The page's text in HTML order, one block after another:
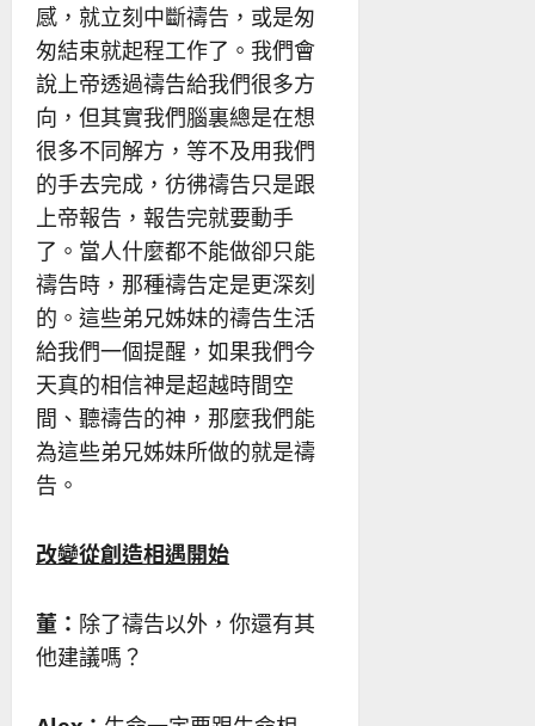
感，就立刻中斷禱告，或是匆
匆結束就起程工作了。我們會
說上帝透過禱告給我們很多方
向，但其實我們腦裏總是在想
很多不同解方，等不及用我們
的手去完成，彷彿禱告只是跟
上帝報告，報告完就要動手
了。當人什麼都不能做卻只能
禱告時，那種禱告定是更深刻
的。這些弟兄姊妹的禱告生活
給我們一個提醒，如果我們今
天真的相信神是超越時間空
間、聽禱告的神，那麼我們能
為這些弟兄姊妹所做的就是禱
告。
改變從創造相遇開始
董： 除了禱告以外，你還有其
他建議嗎？